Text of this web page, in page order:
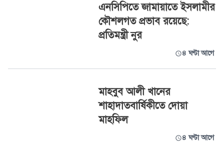
এনসিপিতে জামায়াতে ইসলামীর
কৌশলগত প্রভাব রয়েছে:
প্রতিমন্ত্রী নুর
৪ ঘণ্টা আগে
মাহবুব আলী খানের
শাহাদাতবার্ষিকীতে দোয়া
মাহফিল
৪ ঘণ্টা আগে